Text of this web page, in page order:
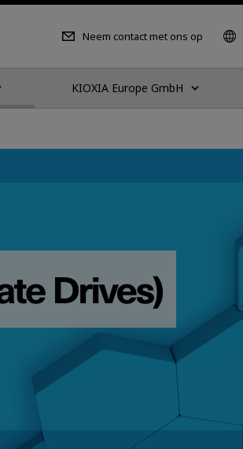
Neem contact met ons op
KIOXIA Europe GmbH